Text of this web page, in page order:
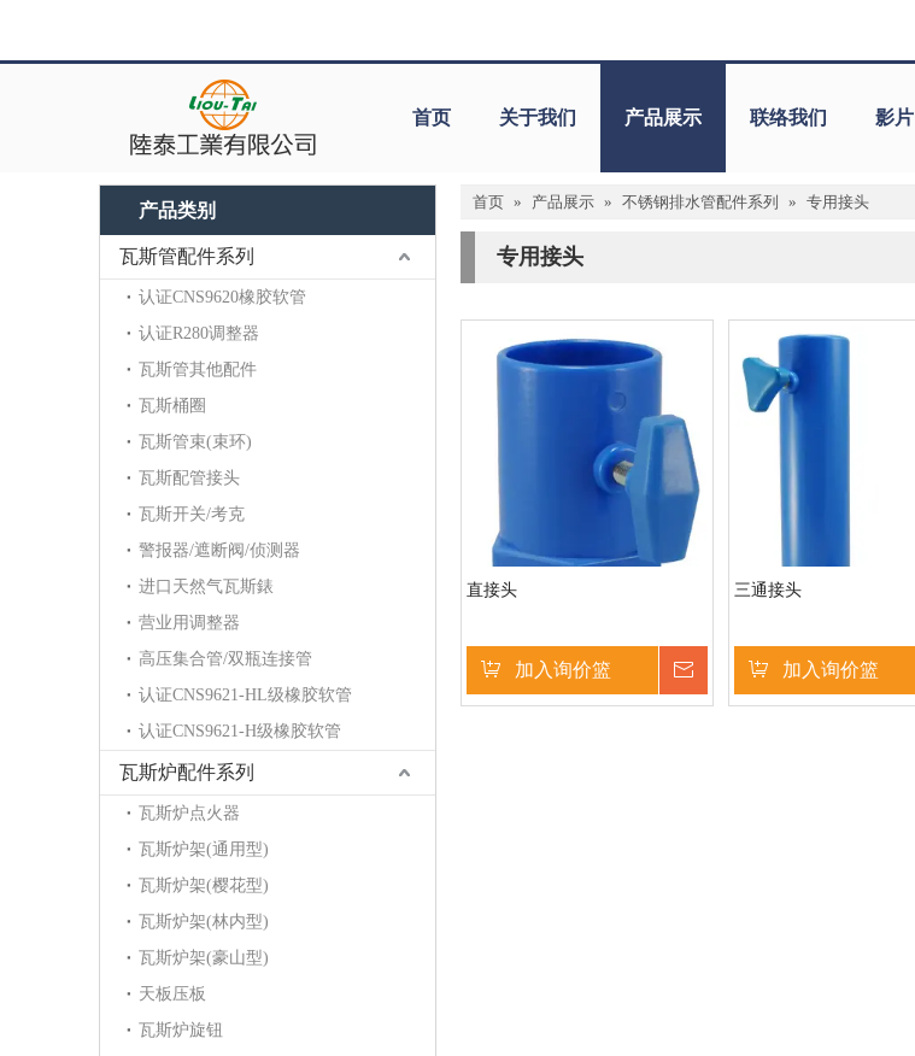
首页 关于我们 产品展示 联络我们 影片
产品类别
瓦斯管配件系列
认证CNS9620橡胶软管
认证R280调整器
瓦斯管其他配件
瓦斯桶圈
瓦斯管束(束环)
瓦斯配管接头
瓦斯开关/考克
警报器/遮断阀/侦测器
进口天然气瓦斯錶
营业用调整器
高压集合管/双瓶连接管
认证CNS9621-HL级橡胶软管
认证CNS9621-H级橡胶软管
瓦斯炉配件系列
瓦斯炉点火器
瓦斯炉架(通用型)
瓦斯炉架(樱花型)
瓦斯炉架(林内型)
瓦斯炉架(豪山型)
天板压板
瓦斯炉旋钮
首页 » 产品展示 » 不锈钢排水管配件系列 » 专用接头
专用接头
直接头
加入询价篮
三通接头
加入询价篮